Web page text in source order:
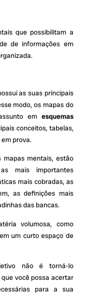
que possibilitam a
de informações em
as suas principais
modo, os mapas do
em esquemas
conceitos, tabelas,
prova.
mapas mentais, estão
mais importantes
mais cobradas, as
as definições mais
das bancas.
volumosa, como
um curto espaço de
não é torná-lo
você possa acertar
para a sua